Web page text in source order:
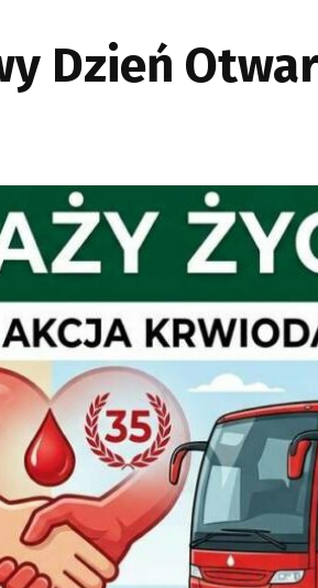
Dzień